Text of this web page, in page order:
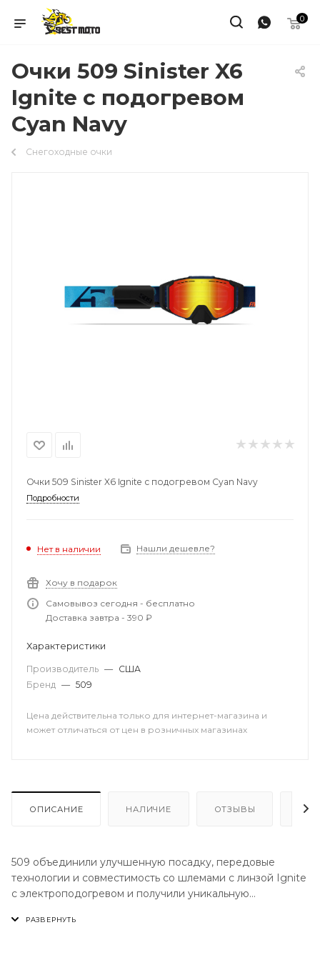
0
Очки 509 Sinister X6
Ignite с подогревом
Cyan Navy
Снегоходные очки
Очки 509 Sinister X6 Ignite с подогревом Cyan Navy
Подробности
Нет в наличии Нашли дешевле?
Хочу в подарок
Самовывоз сегодня - бесплатно
Доставка завтра - 390 ₽
Характеристики
Производитель — США
Бренд — 509
Цена действительна только для интернет-магазина и
может отличаться от цен в розничных магазинах
ОПИСАНИЕ НАЛИЧИЕ ОТЗЫВЫ
509 объединили улучшенную посадку, передовые
технологии и совместимость со шлемами с линзой Ignite
с электроподогревом и получили уникальную
защиту от запотевания. Благодаря легкому